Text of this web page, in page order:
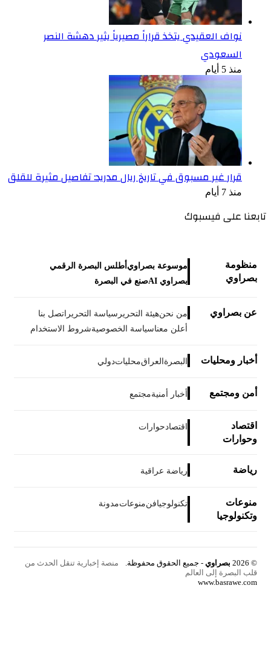
نواف العقيدي يتخذ قراراً مصيرياً يثير دهشة النصر
السعودي
منذ 5 أيام
قرار غير مسبوق في تاريخ ريال مدريد: تفاصيل مثيرة للقلق
منذ 7 أيام
تابعنا على فيسبوك
منظومة
بصراوي
موسوعة بصراوي أطلس البصرة الرقمي
بصراوي AI
صنع في البصرة
عن بصراوي من نحنهيئة التحرير سياسة التحرير اتصل بنا
أعلن معناسياسة الخصوصيةشروط الاستخدام
أخبار ومحليات البصرة العراقمحلياتدولي
أمن ومجتمع أخبار أمنيةمجتمع
اقتصاد
وحوارات
اقتصادحوارات
رياضة رياضة عراقية
منوعات
وتكنولوجيا
تكنولوجيافنمنوعاتمدونة
© 2026 بصراوي - جميع الحقوق محفوظة.
منصة إخبارية تنقل الحدث من
قلب البصرة إلى العالم
www.basrawe.com